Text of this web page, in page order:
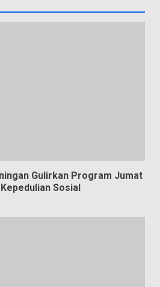
Gulirkan Program Jumat
Sosial